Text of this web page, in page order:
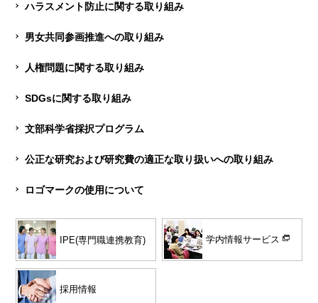
ハラスメント防止に関する取り組み
男女共同参画推進への取り組み
人権問題に関する取り組み
SDGsに関する取り組み
文部科学省採択プログラム
公正な研究および研究費の適正な取り扱いへの取り組み
ロゴマークの使用について
IPE(専門職連携教育) 学内情報サービス
採用情報